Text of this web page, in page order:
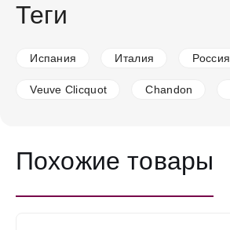
Теги
Испания Италия Россия
Veuve Clicquot Chandon
Похожие товары